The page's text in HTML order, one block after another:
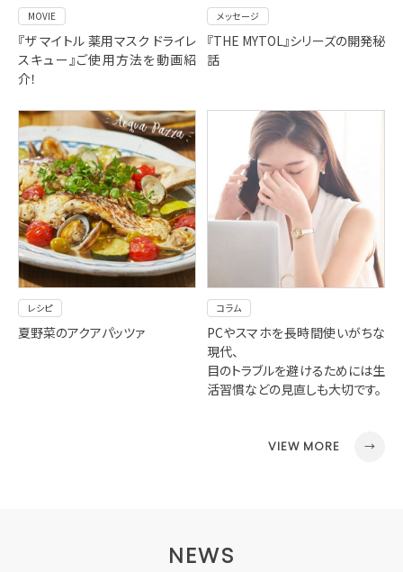
MOVIE
『ザ マイトル 薬用マスク ドライレ
スキュー』ご使用方法を動画紹
介！
メッセージ
『THE MYTOL』シリーズの開発秘
話
レシピ
夏野菜のアクアパッツァ
コラム
PCやスマホを長時間使いがちな
現代、
目のトラブルを避けるためには生
活習慣などの見直しも大切です。
VIEW MORE
NEWS